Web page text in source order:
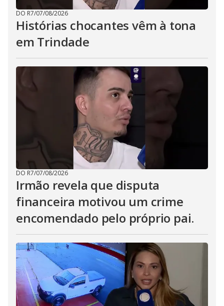
DO R7/07/08/2026
Histórias chocantes vêm à tona
em Trindade
DO R7/07/08/2026
Irmão revela que disputa
financeira motivou um crime
encomendado pelo próprio pai.